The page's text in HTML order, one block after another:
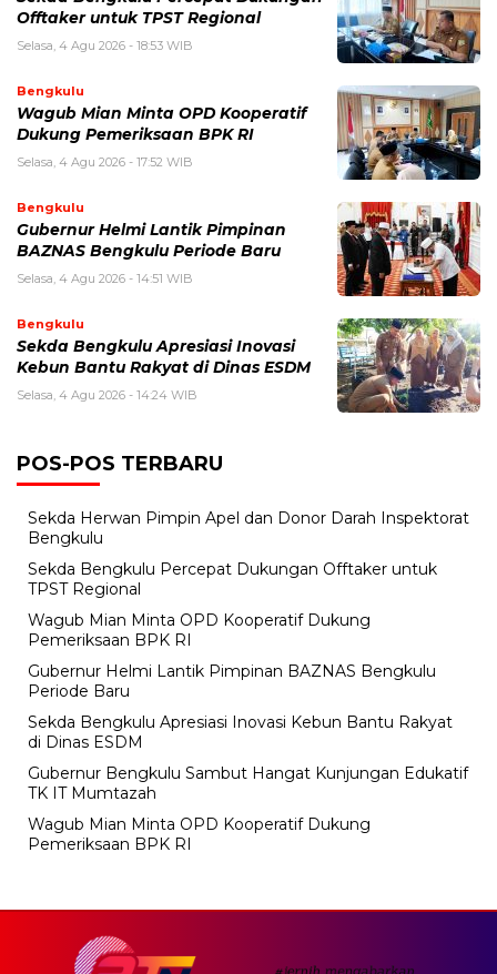
Offtaker untuk TPST Regional
Selasa, 4 Agu 2026 - 18:53 WIB
Bengkulu
Wagub Mian Minta OPD Kooperatif
Dukung Pemeriksaan BPK RI
Selasa, 4 Agu 2026 - 17:52 WIB
Bengkulu
Gubernur Helmi Lantik Pimpinan
BAZNAS Bengkulu Periode Baru
Selasa, 4 Agu 2026 - 14:51 WIB
Bengkulu
Sekda Bengkulu Apresiasi Inovasi
Kebun Bantu Rakyat di Dinas ESDM
Selasa, 4 Agu 2026 - 14:24 WIB
POS-POS TERBARU
Sekda Herwan Pimpin Apel dan Donor Darah Inspektorat
Bengkulu
Sekda Bengkulu Percepat Dukungan Offtaker untuk
TPST Regional
Wagub Mian Minta OPD Kooperatif Dukung
Pemeriksaan BPK RI
Gubernur Helmi Lantik Pimpinan BAZNAS Bengkulu
Periode Baru
Sekda Bengkulu Apresiasi Inovasi Kebun Bantu Rakyat
di Dinas ESDM
Gubernur Bengkulu Sambut Hangat Kunjungan Edukatif
TK IT Mumtazah
Wagub Mian Minta OPD Kooperatif Dukung
Pemeriksaan BPK RI